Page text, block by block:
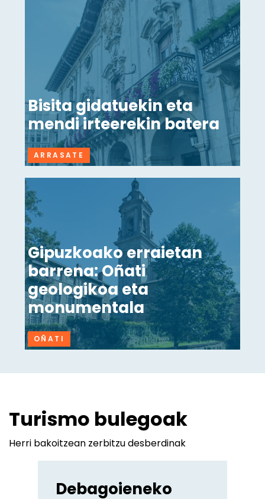
Bisita gidatuekin eta
mendi irteerekin batera
ARRASATE
Gipuzkoako erraietan
barrena: Oñati
geologikoa eta
monumentala
OÑATI
Turismo bulegoak
Herri bakoitzean zerbitzu desberdinak
Debagoieneko